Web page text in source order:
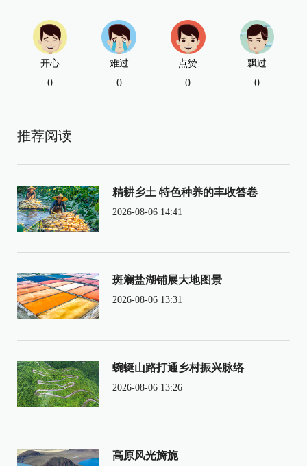
开心
0
难过
0
点赞
0
飘过
0
推荐阅读
精耕乡土 特色种养的丰收答卷
2026-08-06 14:41
斑斓盐湖铺展大地图景
2026-08-06 13:31
蜿蜒山路打通乡村振兴脉络
2026-08-06 13:26
高原风光旖旎